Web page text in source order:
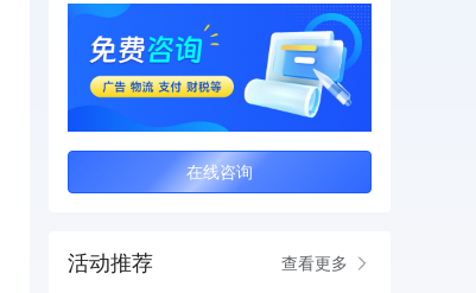
在线咨询
活动推荐 查看更多